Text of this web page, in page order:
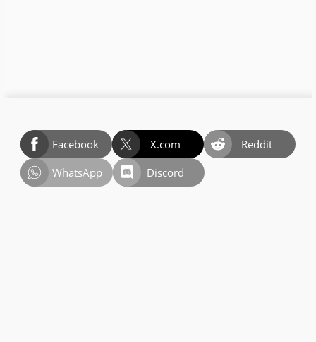
Facebook X.com
Reddit
WhatsApp
Discord